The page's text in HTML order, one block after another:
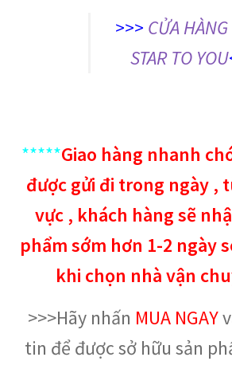
>>> CỬA
STAR TO YOU
*****Giao hàng nhanh
được gửi đi trong ngày ,
vực , khách hàng sẽ
phẩm sớm hơn 1-2 ngày
khi chọn nhà vận
>>>Hãy nhấn MUA NGAY
tin để được sở hữu sản